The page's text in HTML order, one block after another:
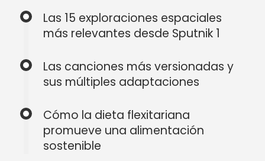
Las 15 exploraciones espaciales
más relevantes desde Sputnik 1
Las canciones más versionadas y
sus múltiples adaptaciones
Cómo la dieta flexitariana
promueve una alimentación
sostenible